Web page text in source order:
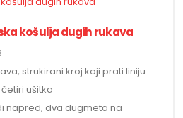
košulja dugih rukava
strukirani kroj koji prati liniju
ušitka
napred, dva dugmeta na